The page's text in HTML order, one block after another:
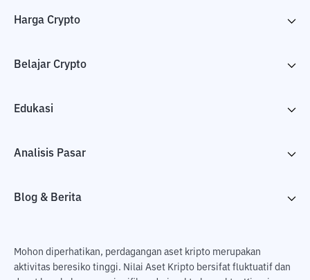
Harga Crypto
Belajar Crypto
Edukasi
Analisis Pasar
Blog & Berita
Mohon diperhatikan, perdagangan aset kripto merupakan
aktivitas beresiko tinggi. Nilai Aset Kripto bersifat fluktuatif dan